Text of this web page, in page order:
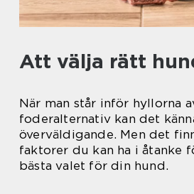
Att välja rätt
När man står inför hyllorna
foderalternativ kan det
överväldigande. Men det
faktorer du kan ha i åtanke
bästa valet för din hund.